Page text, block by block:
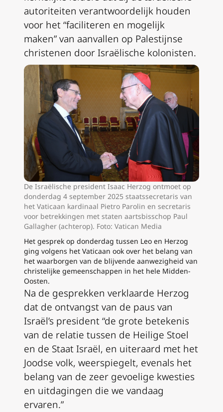
autoriteiten verantwoordelijk houden
voor het “faciliteren en mogelijk
maken” van aanvallen op Palestijnse
christenen door Israëlische kolonisten.
De Israëlische president Isaac Herzog ontmoet op
donderdag 4 september 2025 staatssecretaris van
het Vaticaan kardinaal Pietro Parolin en secretaris
voor betrekkingen met staten aartsbisschop Paul
Gallagher (achterop). Foto: Vatican Media
Het gesprek op donderdag tussen Leo en Herzog
ging volgens het Vaticaan ook over het belang van
het waarborgen van de blijvende aanwezigheid van
christelijke gemeenschappen in het hele Midden-
Oosten.
Na de gesprekken verklaarde Herzog
dat de ontvangst van de paus van
Israël’s president “de grote betekenis
van de relatie tussen de Heilige Stoel
en de Staat Israël, en uiteraard met het
Joodse volk, weerspiegelt, evenals het
belang van de zeer gevoelige kwesties
en uitdagingen die we vandaag
ervaren.”